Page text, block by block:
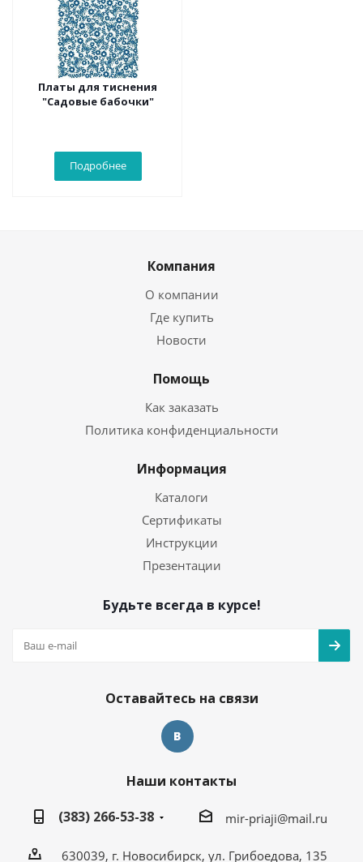
Платы для тиснения
"Садовые бабочки"
Подробнее
Компания
О компании
Где купить
Новости
Помощь
Как заказать
Политика конфиденциальности
Информация
Каталоги
Сертификаты
Инструкции
Презентации
Будьте всегда в курсе!
Оставайтесь на связи
Наши контакты
(383) 266-53-38
mir-priaji@mail.ru
630039, г. Новосибирск, ул. Грибоедова, 135